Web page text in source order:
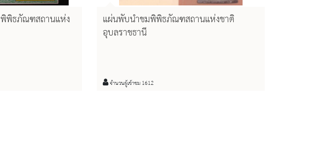
พิธภัณฑสถานแห่ง แผ่นพับนำชมพิพิธภัณฑสถานแห่งชาติ
อุบลราชธานี
จำนวนผู้เข้าชม 1612